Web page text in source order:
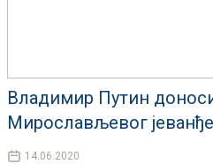
Владимир Путин
Мирослављевог
14.06.2020